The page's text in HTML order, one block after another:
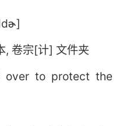
, 卷宗[计] 文件夹
over to protect the